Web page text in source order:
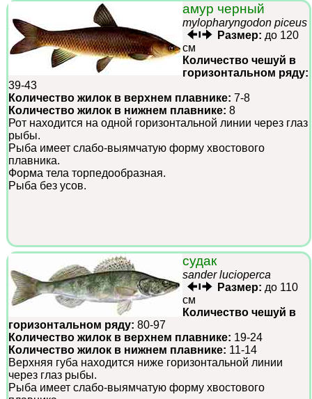
амур черный
mylopharyngodon piceus
Размер: до 120
см
Количество чешуй в
горизонтальном ряду:
39-43
Количество жилок в верхнем плавнике: 7-8
Количество жилок в нижнем плавнике: 8
Рот находится на одной горизонтальной линии через глаз
рыбы.
Рыба имеет слабо-выямчатую форму хвостового
плавника.
Форма тела торпедообразная.
Рыба без усов.
судак
sander lucioperca
Размер: до 110
см
Количество чешуй в
горизонтальном ряду: 80-97
Количество жилок в верхнем плавнике: 19-24
Количество жилок в нижнем плавнике: 11-14
Верхняя губа находится ниже горизонтальной линии
через глаз рыбы.
Рыба имеет слабо-выямчатую форму хвостового